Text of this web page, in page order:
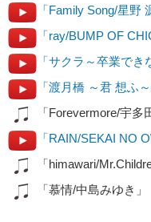
「Family Song/星野
「ray/BUMP OF
「サクラ～卒業でき
「渡月橋 ～君 想ふ
「Forevermore/宇多
「RAIN/SEKAI NO
「himawari/
「慕情/中島みゆき」